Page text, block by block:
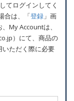
てログインしてく
合は、「登録 」画
My Accountは、
）にて、商品の
いただく際に必要